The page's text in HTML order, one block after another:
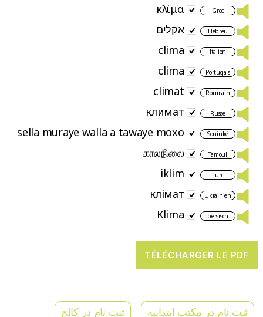
Grec
κλίμα
Hébreu אקלים
Italien
clima
Portugais
clima
Roumain
climat
Russe
климат
Soninké
sella muraye walla a tawaye moxo
Tamoul
காலநிலை
Turc
iklim
Ukrainien
клімат
persisch
Klima
ثبت نام در مکتب ابتداییه ثبت نام در کالج